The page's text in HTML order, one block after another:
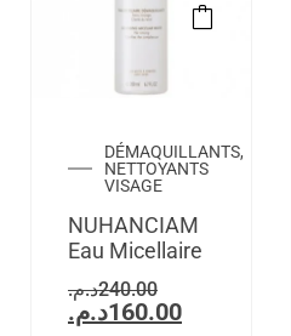
DÉMAQUILLANTS,
NETTOYANTS
VISAGE
NUHANCIAM
Eau Micellaire
240.00د.م.
160.00د.م.